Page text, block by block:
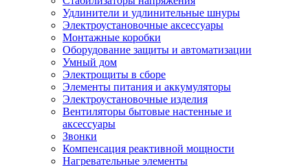
Удлинители и удлинительные шнуры
Электроустановочные аксессуары
Монтажные коробки
Оборудование защиты и автоматизации
Умный дом
Электрощиты в сборе
Элементы питания и аккумуляторы
Электроустановочные изделия
Вентиляторы бытовые настенные и
аксессуары
Звонки
Компенсация реактивной мощности
Нагревательные элементы